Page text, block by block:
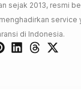
sejak 2013, resmi
service
di Indonesia.